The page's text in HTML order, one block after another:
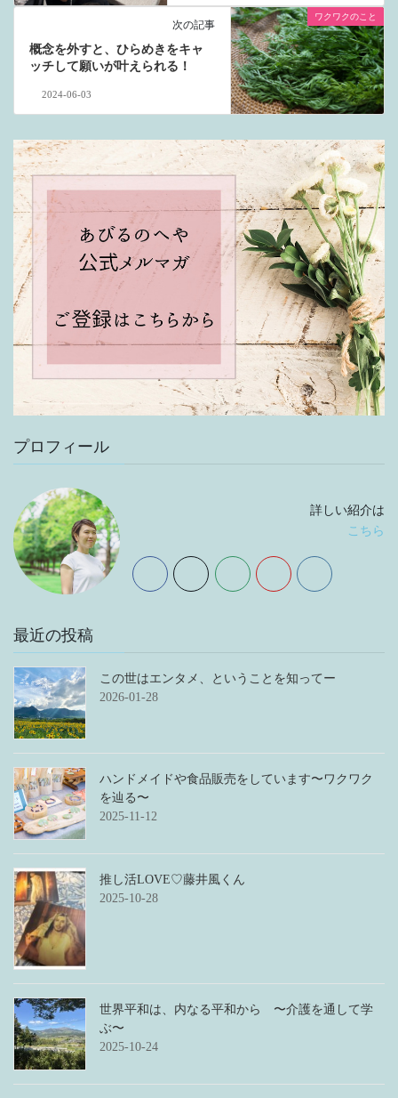
ワクワクのこと
次の記事
概念を外すと、ひらめきをキャ
ッチして願いが叶えられる！
2024-06-03
プロフィール
詳しい紹介は
こちら
最近の投稿
この世はエンタメ、ということを知ってー
2026-01-28
ハンドメイドや食品販売をしています〜ワクワク
を辿る〜
2025-11-12
推し活LOVE♡藤井風くん
2025-10-28
世界平和は、内なる平和から 〜介護を通して学
ぶ〜
2025-10-24